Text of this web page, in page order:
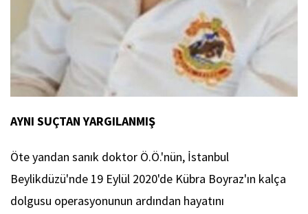
AYNI SUÇTAN YARGILANMIŞ
Öte yandan sanık doktor Ö.Ö.'nün, İstanbul
Beylikdüzü'nde 19 Eylül 2020'de Kübra Boyraz'ın kalça
dolgusu operasyonunun ardından hayatını